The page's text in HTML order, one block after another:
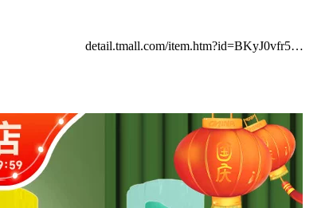
detail.tmall.com/item.htm?id=BKyJ0vfr5…